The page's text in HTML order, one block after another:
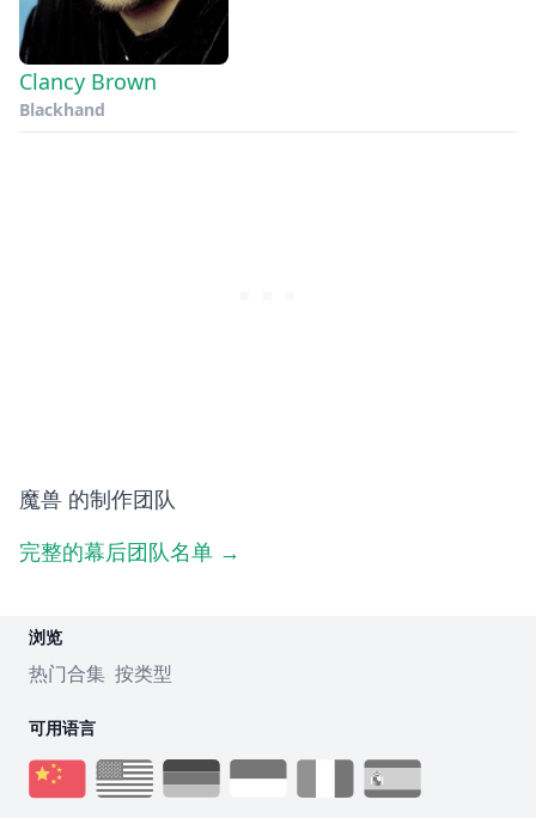
Clancy Brown
Blackhand
魔兽 的制作团队
完整的幕后团队名单 →
浏览
热门合集 按类型
可用语言